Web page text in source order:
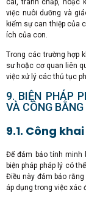
việc nuôi dưỡng và
kiếm sự can thiệp của
ích của con.
Trong các trường hợp
sư hoặc cơ quan liên
việc xử lý các thủ tục
9. BIỆN PHÁP
VÀ CÔNG BẰNG
9.1. Công
Để đảm bảo tính minh
biện pháp pháp lý có
Điều này đảm bảo
áp dụng trong việc xác